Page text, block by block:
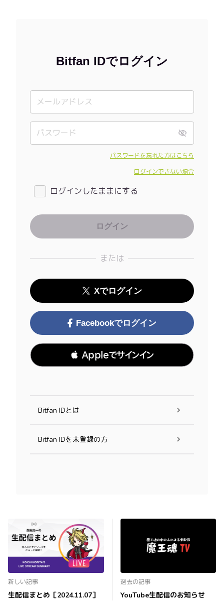
Bitfan IDでログイン
パスワードを忘れた方はこちら
ログインできない場合
ログインしたままにする
または
Xでログイン
Facebookでログイン
 Appleでサインイン
Bitfan IDとは
Bitfan IDを未登録の方
新しい記事
生配信まとめ［2024.11.07］
過去の記事
YouTube生配信のお知らせ